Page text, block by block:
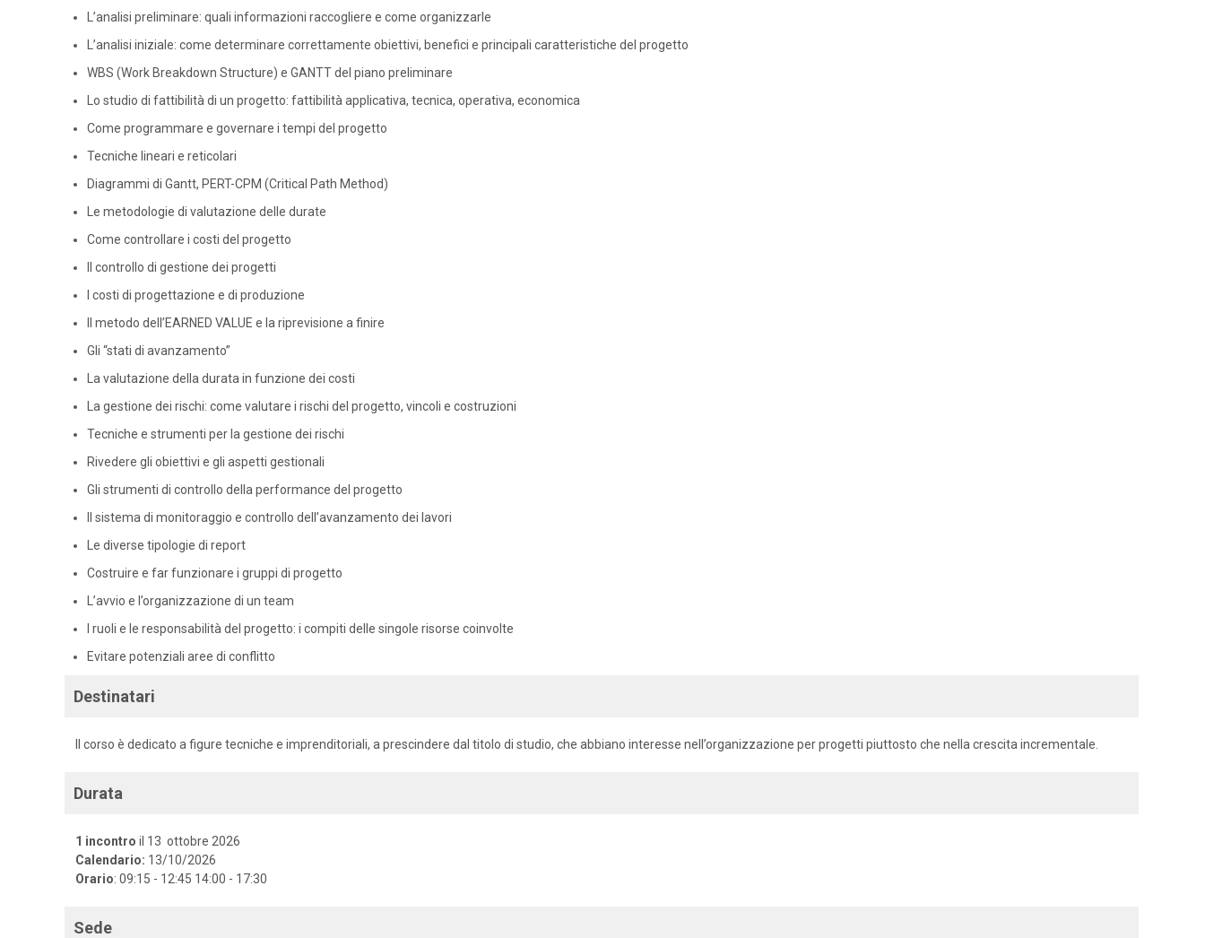
L’analisi preliminare: quali informazioni raccogliere e come organizzarle
L’analisi iniziale: come determinare correttamente obiettivi, benefici e principali caratteristiche del progetto
WBS (Work Breakdown Structure) e GANTT del piano preliminare
Lo studio di fattibilità di un progetto: fattibilità applicativa, tecnica, operativa, economica
Come programmare e governare i tempi del progetto
Tecniche lineari e reticolari
Diagrammi di Gantt, PERT-CPM (Critical Path Method)
Le metodologie di valutazione delle durate
Come controllare i costi del progetto
Il controllo di gestione dei progetti
I costi di progettazione e di produzione
Il metodo dell’EARNED VALUE e la riprevisione a finire
Gli “stati di avanzamento”
La valutazione della durata in funzione dei costi
La gestione dei rischi: come valutare i rischi del progetto, vincoli e costruzioni
Tecniche e strumenti per la gestione dei rischi
Rivedere gli obiettivi e gli aspetti gestionali
Gli strumenti di controllo della performance del progetto
Il sistema di monitoraggio e controllo dell’avanzamento dei lavori
Le diverse tipologie di report
Costruire e far funzionare i gruppi di progetto
L’avvio e l’organizzazione di un team
I ruoli e le responsabilità del progetto: i compiti delle singole risorse coinvolte
Evitare potenziali aree di conflitto
Destinatari
Il corso è dedicato a figure tecniche e imprenditoriali, a prescindere dal titolo di studio, che abbiano interesse nell’organizzazione per progetti piuttosto che nella crescita incrementale.
Durata
1 incontro il 13 ottobre 2026
Calendario: 13/10/2026
Orario: 09:15 - 12:45 14:00 - 17:30
Sede